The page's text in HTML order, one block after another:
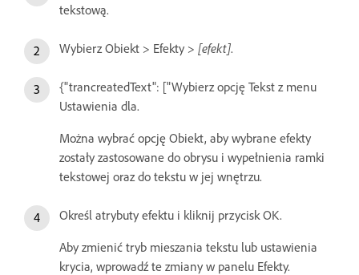
tekstową.
Wybierz Obiekt > Efekty > [efekt].
{"trancreatedText": ["Wybierz opcję Tekst z menu
Ustawienia dla.
Można wybrać opcję Obiekt, aby wybrane efekty
zostały zastosowane do obrysu i wypełnienia ramki
tekstowej oraz do tekstu w jej wnętrzu.
Określ atrybuty efektu i kliknij przycisk OK.
Aby zmienić tryb mieszania tekstu lub ustawienia
krycia, wprowadź te zmiany w panelu Efekty.